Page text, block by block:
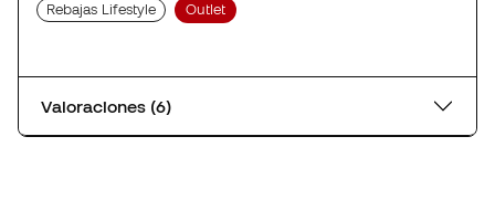
Rebajas Lifestyle Outlet
Valoraciones (6)